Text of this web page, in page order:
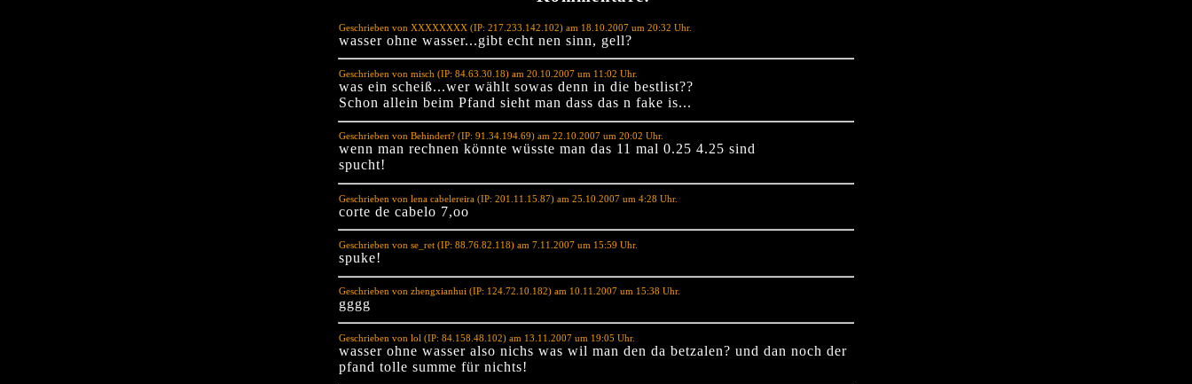
Geschrieben von XXXXXXXX (IP: 217.233.142.102) am 18.10.2007 um 20:32 Uhr.
wasser ohne wasser...gibt echt nen sinn, gell?
Geschrieben von misch (IP: 84.63.30.18) am 20.10.2007 um 11:02 Uhr.
was ein scheiß...wer wählt sowas denn in die bestlist??
Schon allein beim Pfand sieht man dass das n fake is...
Geschrieben von Behindert? (IP: 91.34.194.69) am 22.10.2007 um 20:02 Uhr.
wenn man rechnen könnte wüsste man das 11 mal 0.25 4.25 sind
spucht!
Geschrieben von lena cabelereira (IP: 201.11.15.87) am 25.10.2007 um 4:28 Uhr.
corte de cabelo 7,oo
Geschrieben von se_ret (IP: 88.76.82.118) am 7.11.2007 um 15:59 Uhr.
spuke!
Geschrieben von zhengxianhui (IP: 124.72.10.182) am 10.11.2007 um 15:38 Uhr.
gggg
Geschrieben von lol (IP: 84.158.48.102) am 13.11.2007 um 19:05 Uhr.
wasser ohne wasser also nichs was wil man den da betzalen? und dan noch der
pfand tolle summe für nichts!